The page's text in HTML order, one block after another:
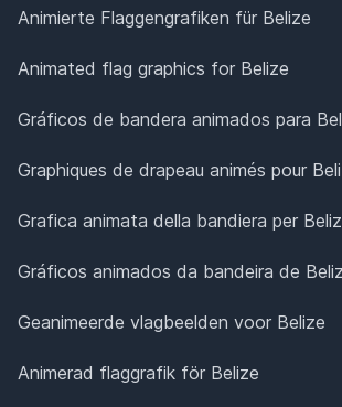
Animierte Flaggengrafiken für Belize
Animated flag graphics for Belize
Gráficos de bandera animados para
Graphiques de drapeau animés pour
Grafica animata della bandiera per
Gráficos animados da bandeira de
Geanimeerde vlagbeelden voor Belize
Animerad flaggrafik för Belize